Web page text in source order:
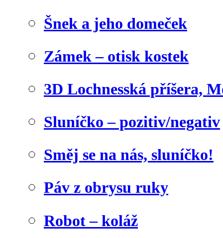
Šnek a jeho domeček
Zámek – otisk kostek
3D Lochnesská příšera,
Sluníčko – pozitiv/negativ
Směj se na nás, sluníčko!
Páv z obrysu ruky
Robot – koláž